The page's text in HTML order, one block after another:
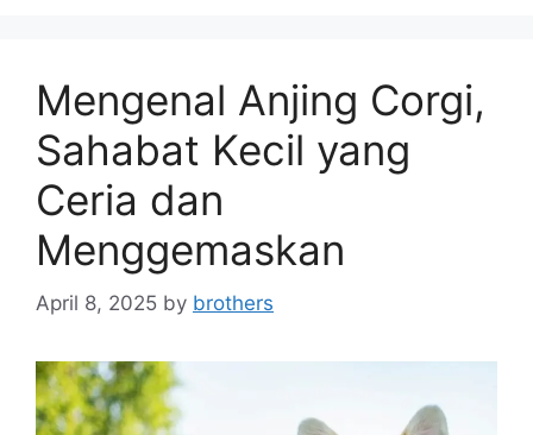
Mengenal Anjing Corgi,
Sahabat Kecil yang
Ceria dan
Menggemaskan
April 8, 2025 by brothers